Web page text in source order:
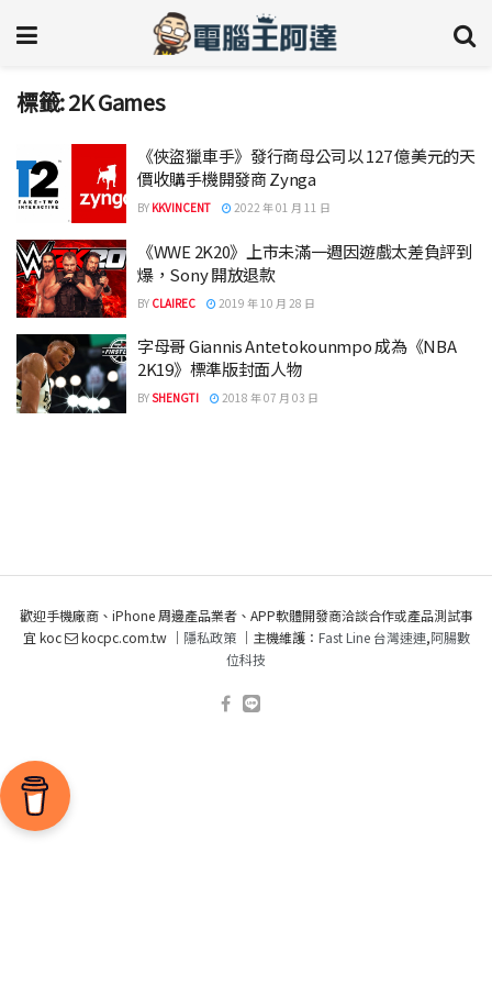
標籤:2K Games
《俠盜獵車手》發行商母公司以 127 億美元的天
價收購手機開發商 Zynga
BY KKVINCENT 2022 年 01 月 11 日
《WWE 2K20》上市未滿一週因遊戲太差負評到
爆，Sony 開放退款
BY CLAIREC 2019 年 10 月 28 日
字母哥 Giannis Antetokounmpo 成為《NBA
2K19》標準版封面人物
BYSHENGTI 2018 年 07 月 03 日
歡迎手機廠商、iPhone 周邊產品業者、APP軟體開發商洽談合作或產品測試事
宜 koc
kocpc.com.tw ｜ 隱私政策｜主機維護： Fast Line 台灣速連,阿腸數
位科技